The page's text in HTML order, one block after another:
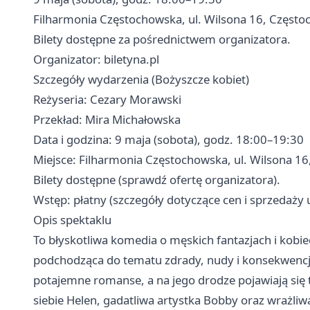
Filharmonia Częstochowska, ul. Wilsona 16,
Bilety dostępne za pośrednictwem organizatora.
Organizator: biletyna.pl
Szczegóły wydarzenia (Bożyszcze kobiet)
Reżyseria: Cezary Morawski
Przekład: Mira Michałowska
Data i godzina: 9 maja (sobota), godz. 18:00–19:30
Miejsce: Filharmonia Częstochowska, ul. Wilsona
Bilety dostępne (sprawdź ofertę organizatora).
Wstęp: płatny (szczegóły dotyczące cen i
Opis spektaklu
To błyskotliwa komedia o męskich fantazjach i
podchodząca do tematu zdrady, nudy i
potajemne romanse, a na jego drodze pojawiają
siebie Helen, gadatliwa artystka Bobby oraz